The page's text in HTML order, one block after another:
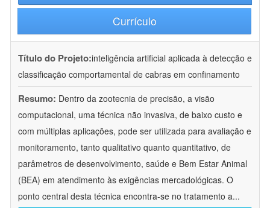
Currículo
Título do Projeto:inteligência artificial aplicada à detecção e
classificação comportamental de cabras em confinamento
Resumo: Dentro da zootecnia de precisão, a visão
computacional, uma técnica não invasiva, de baixo custo e
com múltiplas aplicações, pode ser utilizada para avaliação e
monitoramento, tanto qualitativo quanto quantitativo, de
parâmetros de desenvolvimento, saúde e Bem Estar Animal
(BEA) em atendimento às exigências mercadológicas. O
ponto central desta técnica encontra-se no tratamento a...